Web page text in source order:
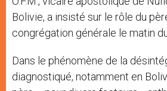
Bolivie, a insisté sur le rôle du
congrégation générale le matin
Dans le phénomène de la
diagnostiqué, notamment en